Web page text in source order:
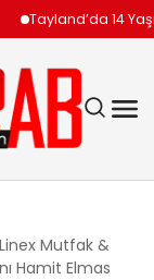
14
Mutfak &
Hamit Elmas